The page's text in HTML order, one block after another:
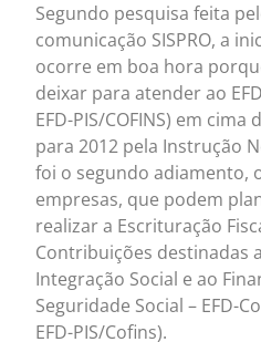
Segundo pesquisa feita
comunicação SISPRO, a
ocorre em boa hora
deixar para atender ao
EFD-PIS/COFINS) em
para 2012 pela Instrução
foi o segundo adiamento,
empresas, que podem
realizar a Escrituração
Contribuições destinadas
Integração Social e ao
Seguridade Social – EFD-
EFD-PIS/Cofins).